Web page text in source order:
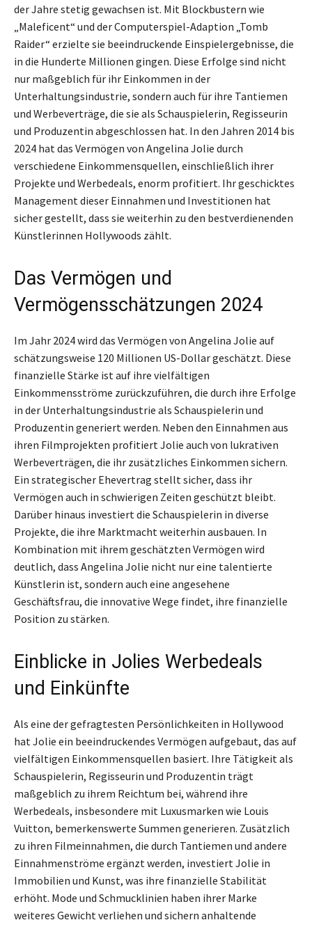
der Jahre stetig gewachsen ist. Mit Blockbustern wie
„Maleficent“ und der Computerspiel-Adaption „Tomb
Raider“ erzielte sie beeindruckende Einspielergebnisse, die
in die Hunderte Millionen gingen. Diese Erfolge sind nicht
nur maßgeblich für ihr Einkommen in der
Unterhaltungsindustrie, sondern auch für ihre Tantiemen
und Werbeverträge, die sie als Schauspielerin, Regisseurin
und Produzentin abgeschlossen hat. In den Jahren 2014 bis
2024 hat das Vermögen von Angelina Jolie durch
verschiedene Einkommensquellen, einschließlich ihrer
Projekte und Werbedeals, enorm profitiert. Ihr geschicktes
Management dieser Einnahmen und Investitionen hat
sicher gestellt, dass sie weiterhin zu den bestverdienenden
Künstlerinnen Hollywoods zählt.
Das Vermögen und
Vermögensschätzungen 2024
Im Jahr 2024 wird das Vermögen von Angelina Jolie auf
schätzungsweise 120 Millionen US-Dollar geschätzt. Diese
finanzielle Stärke ist auf ihre vielfältigen
Einkommensströme zurückzuführen, die durch ihre Erfolge
in der Unterhaltungsindustrie als Schauspielerin und
Produzentin generiert werden. Neben den Einnahmen aus
ihren Filmprojekten profitiert Jolie auch von lukrativen
Werbeverträgen, die ihr zusätzliches Einkommen sichern.
Ein strategischer Ehevertrag stellt sicher, dass ihr
Vermögen auch in schwierigen Zeiten geschützt bleibt.
Darüber hinaus investiert die Schauspielerin in diverse
Projekte, die ihre Marktmacht weiterhin ausbauen. In
Kombination mit ihrem geschätzten Vermögen wird
deutlich, dass Angelina Jolie nicht nur eine talentierte
Künstlerin ist, sondern auch eine angesehene
Geschäftsfrau, die innovative Wege findet, ihre finanzielle
Position zu stärken.
Einblicke in Jolies Werbedeals
und Einkünfte
Als eine der gefragtesten Persönlichkeiten in Hollywood
hat Jolie ein beeindruckendes Vermögen aufgebaut, das auf
vielfältigen Einkommensquellen basiert. Ihre Tätigkeit als
Schauspielerin, Regisseurin und Produzentin trägt
maßgeblich zu ihrem Reichtum bei, während ihre
Werbedeals, insbesondere mit Luxusmarken wie Louis
Vuitton, bemerkenswerte Summen generieren. Zusätzlich
zu ihren Filmeinnahmen, die durch Tantiemen und andere
Einnahmenströme ergänzt werden, investiert Jolie in
Immobilien und Kunst, was ihre finanzielle Stabilität
erhöht. Mode und Schmucklinien haben ihrer Marke
weiteres Gewicht verliehen und sichern anhaltende